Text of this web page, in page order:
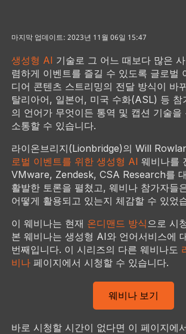
마지막 업데이트: 2023년 11월 06일 15:47
생성형 AI 기술로 그 어느 때보다 많은
렴하게 이벤트를 즐길 수 있도록 글로벌
디어 콘텐츠 스트리밍의 전달 방식이 바
탈리아어, 일본어, 미국 수화(ASL) 등 참
의 언어가 무엇이든 통역 및 캡션 기술을
소통할 수 있습니다.
라이온브리지(Lionbridge)의 Will
로벌 이벤트를 위한 생성형 AI 웨비나를
VMware, Zendesk, CSA Research를
활발한 토론을 펼쳤고, 웨비나 참가자들
어떻게 활용되고 있는지 체감할 수 있었
이 웨비나는 현재 온디맨드 방식으로 시
본 웨비나는 생성형 AI와 언어서비스에
번째입니다. 이 시리즈의 다른 웨비나도
비나페이지에서 시청할 수 있습니다.
웨비나 보기
바로 시청할 시간이 없다면 이 페이지에